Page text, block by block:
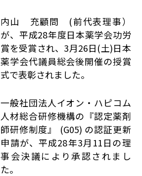
内山 充顧問 (前代表理事）
が、平成28年度日本薬学会功労
賞を受賞され、3月26日(土)日本
薬学会代議員総会後開催の授賞
式で表彰されました。
一般社団法人イオン・ハピコム
人材総合研修機構の『認定薬剤
師研修制度』 (G05) の認証更新
申請が、平成28年3月11日の理
事会決議により承認されまし
た。